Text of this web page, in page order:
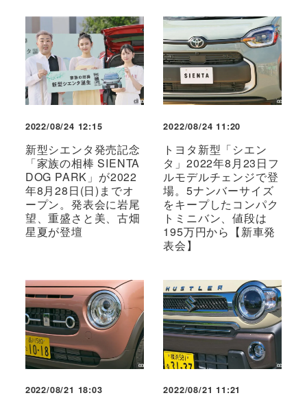
2022/08/24 12:15
新型シエンタ発売記念
「家族の相棒 SIENTA
DOG PARK」が2022
年8月28日(日)までオ
ープン。発表会に岩尾
望、重盛さと美、古畑
星夏が登壇
2022/08/24 11:20
トヨタ新型「シエン
タ」2022年8月23日フ
ルモデルチェンジで登
場。5ナンバーサイズ
をキープしたコンパク
トミニバン、値段は
195万円から【新車発
表会】
2022/08/21 18:03 2022/08/21 11:21